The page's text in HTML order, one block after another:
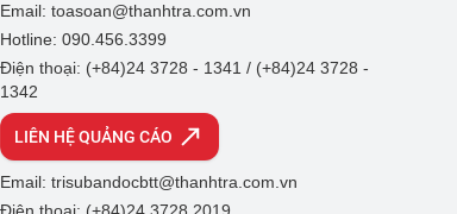
Email: toasoan@thanhtra.com.vn
Hotline: 090.456.3399
Điện thoại: (+84)24 3728 - 1341 / (+84)24 3728 -
1342
LIÊN HỆ QUẢNG CÁO
Email: trisubandocbtt@thanhtra.com.vn